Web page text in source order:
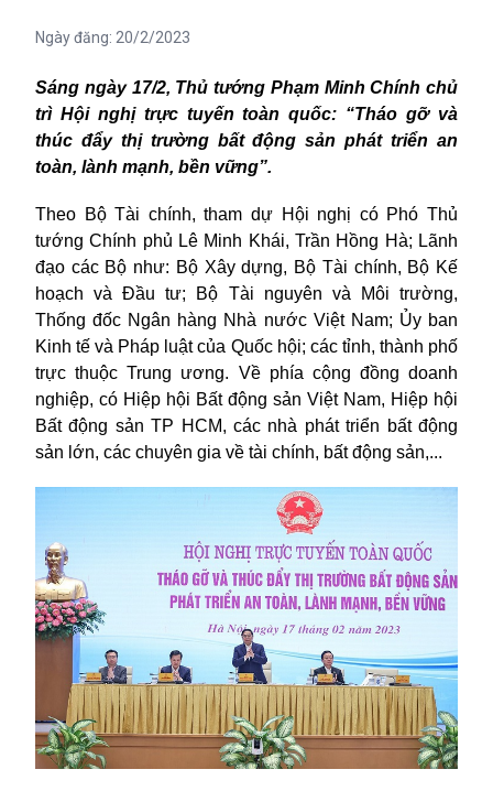
Ngày đăng: 20/2/2023
Sáng ngày 17/2, Thủ tướng Phạm Minh Chính chủ
trì Hội nghị trực tuyến toàn quốc: “Tháo gỡ và
thúc đẩy thị trường bất động sản phát triển an
toàn, lành mạnh, bền vững”.
Theo Bộ Tài chính, tham dự Hội nghị có Phó Thủ
tướng Chính phủ Lê Minh Khái, Trần Hồng Hà; Lãnh
đạo các Bộ như: Bộ Xây dựng, Bộ Tài chính, Bộ Kế
hoạch và Đầu tư; Bộ Tài nguyên và Môi trường,
Thống đốc Ngân hàng Nhà nước Việt Nam; Ủy ban
Kinh tế và Pháp luật của Quốc hội; các tỉnh, thành phố
trực thuộc Trung ương. Về phía cộng đồng doanh
nghiệp, có Hiệp hội Bất động sản Việt Nam, Hiệp hội
Bất động sản TP HCM, các nhà phát triển bất động
sản lớn, các chuyên gia về tài chính, bất động sản,...